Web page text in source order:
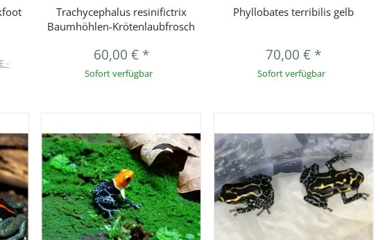
-
Vorschau
Trachycephalus resinifictrix
Baumhöhlen-Krötenlaubfrosch
60,00 € *
Sofort verfügbar
Vorschau
Phyllobates terribilis gelb
70,00 € *
Sofort verfügbar